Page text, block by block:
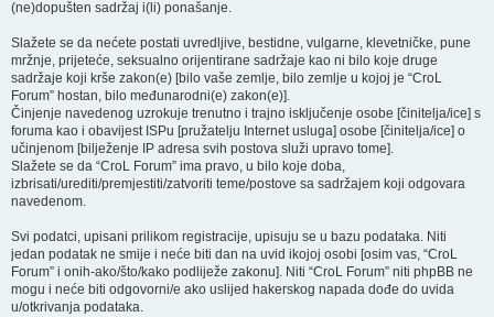
(ne)dopušten sadržaj i(li) ponašanje.
Slažete se da nećete postati uvredljive, bestidne, vulgarne, klevetničke, pune
mržnje, prijeteće, seksualno orijentirane sadržaje kao ni bilo koje druge
sadržaje koji krše zakon(e) [bilo vaše zemlje, bilo zemlje u kojoj je “CroL
Forum” hostan, bilo međunarodni(e) zakon(e)].
Činjenje navedenog uzrokuje trenutno i trajno isključenje osobe [činitelja/ice] s
foruma kao i obavijest ISPu [pružatelju Internet usluga] osobe [činitelja/ice] o
učinjenom [bilježenje IP adresa svih postova služi upravo tome].
Slažete se da “CroL Forum” ima pravo, u bilo koje doba,
izbrisati/urediti/premjestiti/zatvoriti teme/postove sa sadržajem koji odgovara
navedenom.
Svi podatci, upisani prilikom registracije, upisuju se u bazu podataka. Niti
jedan podatak ne smije i neće biti dan na uvid ikojoj osobi [osim vas, “CroL
Forum” i onih-ako/što/kako podliježe zakonu]. Niti “CroL Forum” niti phpBB ne
mogu i neće biti odgovorni/e ako uslijed hakerskog napada dođe do uvida
u/otkrivanja podataka.